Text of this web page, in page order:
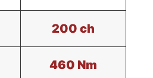
200 ch
460 Nm